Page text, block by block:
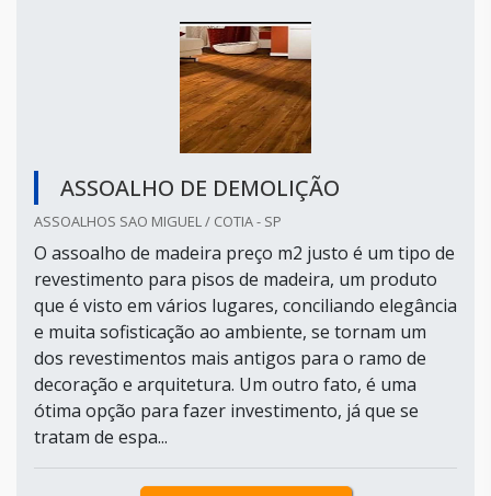
ASSOALHO DE DEMOLIÇÃO
ASSOALHOS SAO MIGUEL / COTIA - SP
O assoalho de madeira preço m2 justo é um tipo de
revestimento para pisos de madeira, um produto
que é visto em vários lugares, conciliando elegância
e muita sofisticação ao ambiente, se tornam um
dos revestimentos mais antigos para o ramo de
decoração e arquitetura. Um outro fato, é uma
ótima opção para fazer investimento, já que se
tratam de espa...